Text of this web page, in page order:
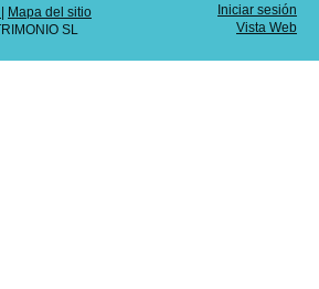
| Mapa del sitio
SL
Iniciar sesión
Vista Web